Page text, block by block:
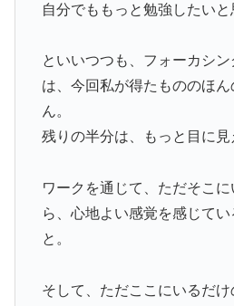
自分でももっと勉強したいと
といいつつも、フォーカシ
は、今回私が得たもののほ
ん。
残りの半分は、もっと目に見
ワークを通じて、ただそこ
ら、心地よい感覚を感じて
と。
そして、ただここにいるだ